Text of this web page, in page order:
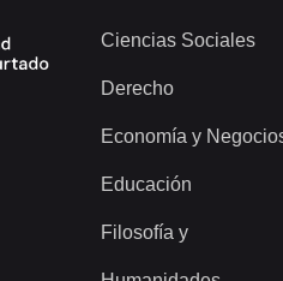
Ciencias Sociales
Derecho
Economía y
Educación
Filosofía y